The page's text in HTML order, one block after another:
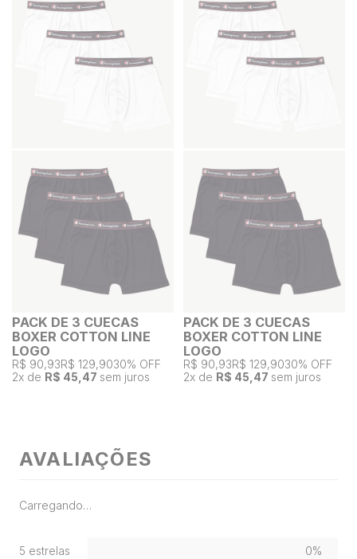
PACK DE 3 CUECAS
BOXER COTTON LINE
LOGO
R$ 90,93R$ 129,9030% OFF
2x de R$ 45,47 sem juros
PACK DE 3 CUECAS
BOXER COTTON LINE
LOGO
R$ 90,93R$ 129,9030% OFF
2x de R$ 45,47 sem juros
AVALIAÇÕES
Carregando…
5 estrelas 0%